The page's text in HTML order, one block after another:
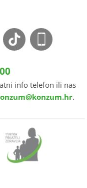
info telefon ili nas
.